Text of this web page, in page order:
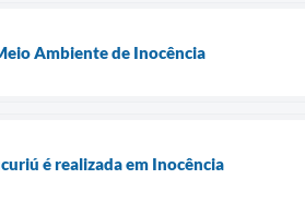
Ambiente de Inocência
é realizada em Inocência